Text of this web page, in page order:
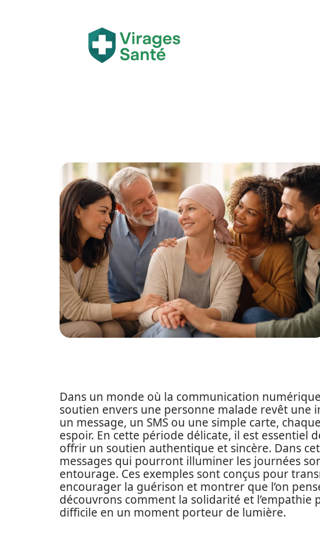
Dans un monde où la communication
soutien envers une personne malade revêt une
un message, un SMS ou une simple carte,
espoir. En cette période délicate, il est essentiel
offrir un soutien authentique et sincère. Dans
messages qui pourront illuminer les journées
entourage. Ces exemples sont conçus pour
encourager la guérison et montrer que l’on
découvrons comment la solidarité et
difficile en un moment porteur de lumière.